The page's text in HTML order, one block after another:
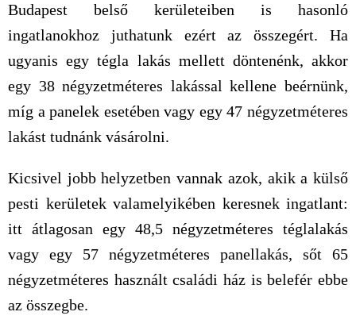
Budapest belső kerületeiben is hasonló
ingatlanokhoz juthatunk ezért az összegért. Ha
ugyanis egy tégla lakás mellett döntenénk, akkor
egy 38 négyzetméteres lakással kellene beérnünk,
míg a panelek esetében vagy egy 47 négyzetméteres
lakást tudnánk vásárolni.
Kicsivel jobb helyzetben vannak azok, akik a külső
pesti kerületek valamelyikében keresnek ingatlant:
itt átlagosan egy 48,5 négyzetméteres téglalakás
vagy egy 57 négyzetméteres panellakás, sőt 65
négyzetméteres használt családi ház is belefér ebbe
az összegbe.